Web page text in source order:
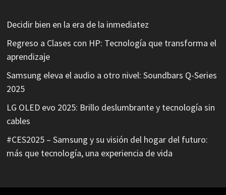
Decidir bien en la era de la inmediatez
Regreso a Clases con HP: Tecnología que transforma el
aprendizaje
Samsung eleva el audio a otro nivel: Soundbars Q-Series
2025
LG OLED evo 2025: Brillo deslumbrante y tecnología sin
cables
#CES2025 – Samsung y su visión del hogar del futuro:
más que tecnología, una experiencia de vida